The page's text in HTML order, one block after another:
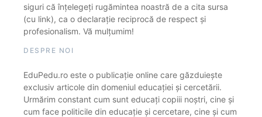
siguri că înțelegeți rugămintea noastră de a cita sursa
(cu link), ca o declarație reciprocă de respect și
profesionalism. Vă mulțumim!
DESPRE NOI
EduPedu.ro este o publicație online care găzduiește
exclusiv articole din domeniul educației și cercetării.
Urmărim constant cum sunt educați copiii noștri, cine și
cum face politicile din educație și cercetare, cine și cum